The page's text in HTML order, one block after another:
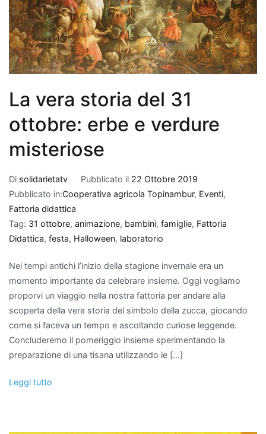
La vera storia del 31
ottobre: erbe e verdure
misteriose
Di solidarietatv Pubblicato il 22 Ottobre 2019
Pubblicato in:Cooperativa agricola Topinambur, Eventi,
Fattoria didattica
Tag: 31 ottobre, animazione, bambini, famiglie, Fattoria
Didattica, festa, Halloween, laboratorio
Nei tempi antichi l’inizio della stagione invernale era un
momento importante da celebrare insieme. Oggi vogliamo
proporvi un viaggio nella nostra fattoria per andare alla
scoperta della vera storia del simbolo della zucca, giocando
come si faceva un tempo e ascoltando curiose leggende.
Concluderemo il pomeriggio insieme sperimentando la
preparazione di una tisana utilizzando le […]
Leggi tutto